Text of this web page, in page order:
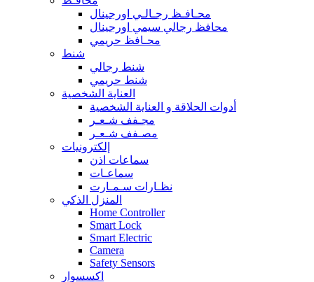
محـافـظ رجـالـي اورجينال
محافظ رجالي سيمي اورجينال
محـافظ حريمي
شنط
شنط رجالي
شنط حريمي
العناية الشخصية
أدوات الحلاقة و العناية الشخصية
مجـفف شـعـر
مصـفف شـعـر
إلكترونيات
سماعات اذن
سماعـات
نظـارات سـمـارت
المنزل الذكي
Home Controller
Smart Lock
Smart Electric
Camera
Safety Sensors
اكسسوار